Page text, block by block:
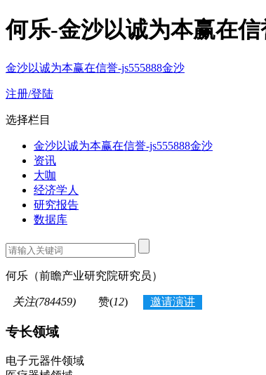
何乐-金沙以诚为本赢在信
金沙以诚为本赢在信誉-js555888金沙
注册/登陆
选择栏目
金沙以诚为本赢在信誉-js555888金沙
资讯
大咖
经济学人
研究报告
数据库
何乐 （前瞻产业研究院研究员）
关注(784459) 赞(12) 邀请演讲
专长领域
电子元器件领域